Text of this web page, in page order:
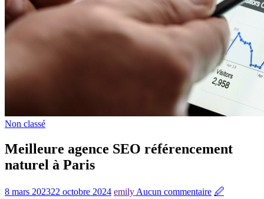
Non classé
Meilleure agence SEO référencement
naturel à Paris
8 mars 202322 octobre 2024 emily Aucun commentaire 🖉